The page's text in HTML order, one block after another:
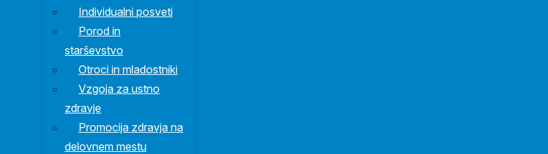
Individualni posveti
Porod in
starševstvo
Otroci in mladostniki
Vzgoja za ustno
zdravje
Promocija zdravja na
delovnem mestu